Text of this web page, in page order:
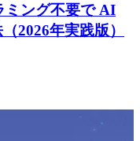
ミング不要で AI
2026年実践版）